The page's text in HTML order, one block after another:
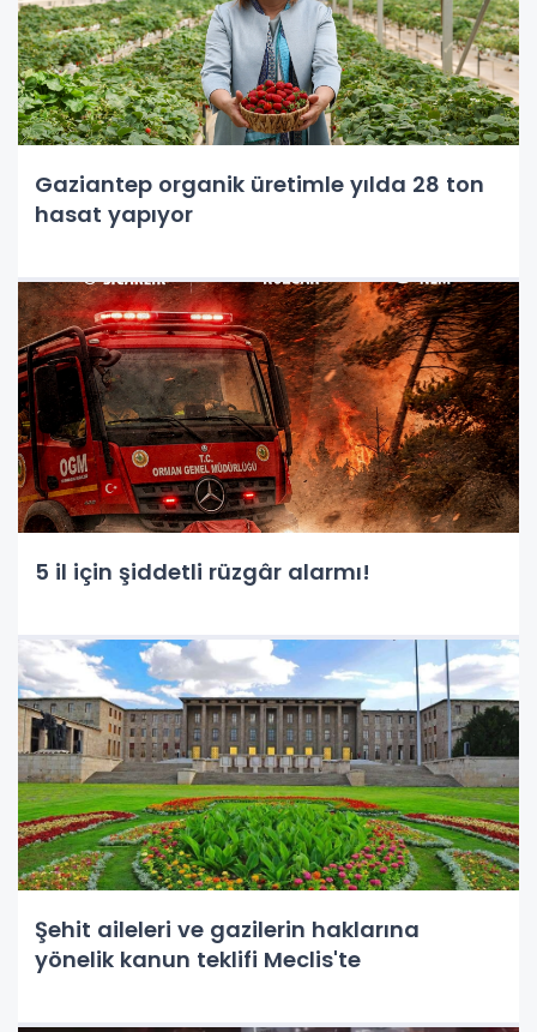
Gaziantep organik üretimle yılda 28 ton
hasat yapıyor
5 il için şiddetli rüzgâr alarmı!
Şehit aileleri ve gazilerin haklarına
yönelik kanun teklifi Meclis'te